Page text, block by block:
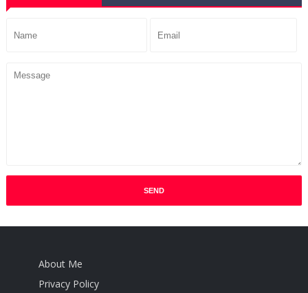
About Me
Privacy Policy